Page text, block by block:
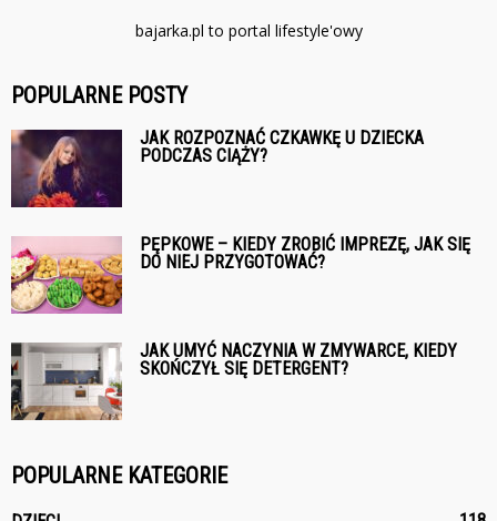
bajarka.pl to portal lifestyle'owy
POPULARNE POSTY
JAK ROZPOZNAĆ CZKAWKĘ U DZIECKA
PODCZAS CIĄŻY?
PĘPKOWE – KIEDY ZROBIĆ IMPREZĘ, JAK SIĘ
DO NIEJ PRZYGOTOWAĆ?
JAK UMYĆ NACZYNIA W ZMYWARCE, KIEDY
SKOŃCZYŁ SIĘ DETERGENT?
POPULARNE KATEGORIE